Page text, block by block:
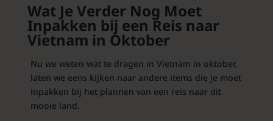
Wat Je Verder Nog Moet
Inpakken bij een Reis naar
Vietnam in Oktober
Nu we weten wat te dragen in Vietnam in oktober,
laten we eens kijken naar andere items die je moet
inpakken bij het plannen van een reis naar dit
mooie land.